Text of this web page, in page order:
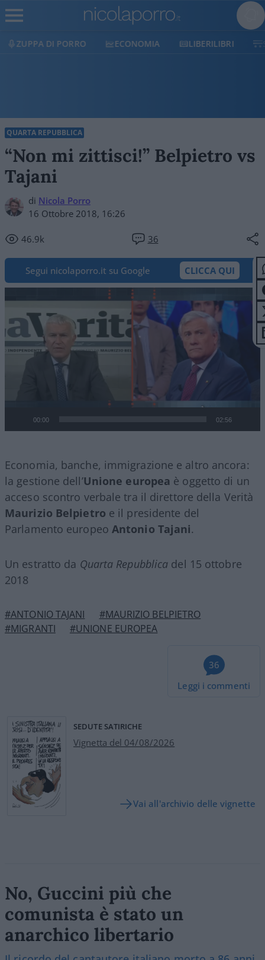
PORRO ECONOMIA LIBERILIBRI SHOP
QUARTA REPUBBLICA
“Non mi zittisci!” Belpietro vs
Tajani
di Nicola Porro
16 Ottobre 2018, 16:26
46.9k 36
Segui nicolaporro.it su Google CLICCA QUI
00:00 02:56
Economia, banche, immigrazione e altro ancora:
la gestione dell’Unione europea è oggetto di un
acceso scontro verbale tra il direttore della Verità
Maurizio Belpietro e il presidente del
Parlamento europeo Antonio Tajani.
Un estratto da Quarta Repubblica del 15 ottobre
2018
#ANTONIO TAJANI
#MAURIZIO BELPIETRO
#MIGRANTI
#UNIONE EUROPEA
36
Leggi i commenti
SEDUTE SATIRICHE
Vignetta del 04/08/2026
Vai all'archivio delle vignette
No, Guccini più che
comunista è stato un
anarchico libertario